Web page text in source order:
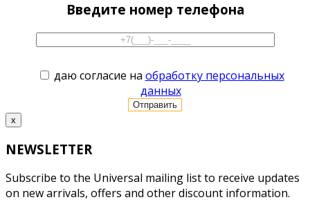
Введите номер телефона
даю согласие на обработку персональных
данных
x
NEWSLETTER
Subscribe to the Universal mailing list to receive updates
on new arrivals, offers and other discount information.